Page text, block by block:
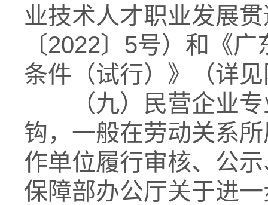
业技术人才职业发展
〔2022〕5号）和《
条件（试行）》（详
（九）民营企业专
钩，一般在劳动关系
作单位履行审核、公
保障部办公厅关于进